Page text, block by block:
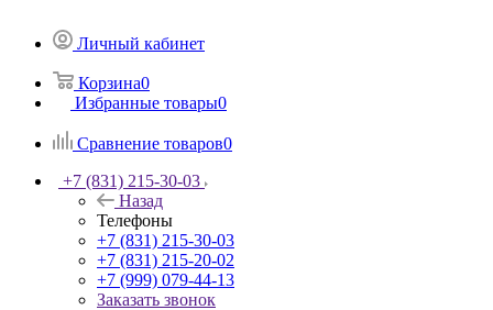
Личный кабинет
Корзина0
Избранные товары0
Сравнение товаров0
+7 (831) 215-30-03
Назад
Телефоны
+7 (831) 215-30-03
+7 (831) 215-20-02
+7 (999) 079-44-13
Заказать звонок